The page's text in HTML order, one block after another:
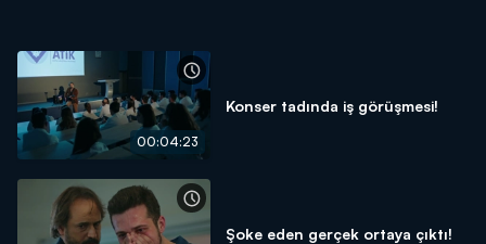
00:04:23
Konser tadında iş görüşmesi!
Şoke eden gerçek ortaya çıktı!